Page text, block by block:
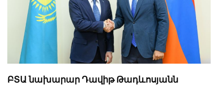
ԲՏԱ նախարար Դավիթ Թադևոսյանն